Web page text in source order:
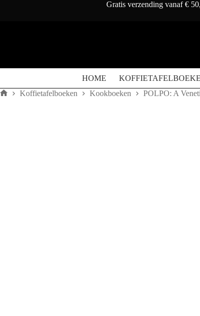
Gratis verzending vanaf €
HOME
Koffietafelboeken Kookboeken POLPO: A